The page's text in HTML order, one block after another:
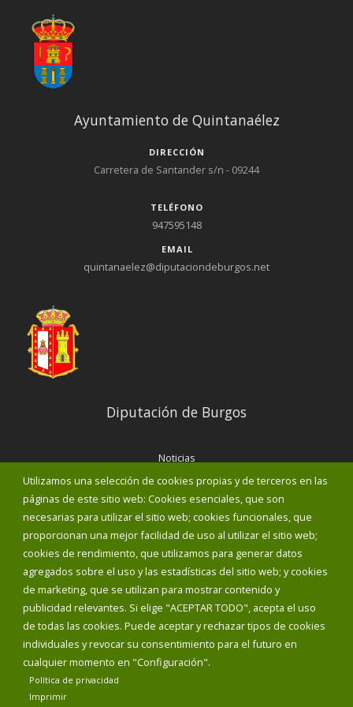
Utilizamos una selección de cookies propias y de terceros en las
páginas de este sitio web: Cookies esenciales, que son
necesarias para utilizar el sitio web; cookies funcionales, que
proporcionan una mejor facilidad de uso al utilizar el sitio web;
cookies de rendimiento, que utilizamos para generar datos
agregados sobre el uso y las estadísticas del sitio web; y cookies
de marketing, que se utilizan para mostrar contenido y
publicidad relevantes. Si elige "ACEPTAR TODO", acepta el uso
de todas las cookies. Puede aceptar y rechazar tipos de cookies
individuales y revocar su consentimiento para el futuro en
cualquier momento en "Configuración".
Política de privacidad
Imprimir
Ayuntamiento de Quintanaélez
DIRECCIÓN
Carretera de Santander s/n - 09244
TELÉFONO
947595148
EMAIL
quintanaelez@diputaciondeburgos.net
Diputación de Burgos
Noticias
Eventos
Corporación Municipal
Teléfonos de interés
INICIAR SESIÓN
MAPA WEB